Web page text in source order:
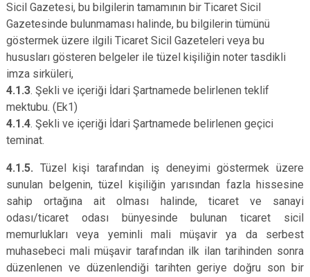
Sicil Gazetesi, bu bilgilerin tamamının bir Ticaret Sicil
Gazetesinde bulunmaması halinde, bu bilgilerin tümünü
göstermek üzere ilgili Ticaret Sicil Gazeteleri veya bu
hususları gösteren belgeler ile tüzel kişiliğin noter tasdikli
imza sirküleri,
4.1.3. Şekli ve içeriği İdari Şartnamede belirlenen teklif
mektubu. (Ek1)
4.1.4. Şekli ve içeriği İdari Şartnamede belirlenen geçici
teminat.
4.1.5. Tüzel kişi tarafından iş deneyimi göstermek üzere
sunulan belgenin, tüzel kişiliğin yarısından fazla hissesine
sahip ortağına ait olması halinde, ticaret ve sanayi
odası/ticaret odası bünyesinde bulunan ticaret sicil
memurlukları veya yeminli mali müşavir ya da serbest
muhasebeci mali müşavir tarafından ilk ilan tarihinden sonra
düzenlenen ve düzenlendiği tarihten geriye doğru son bir